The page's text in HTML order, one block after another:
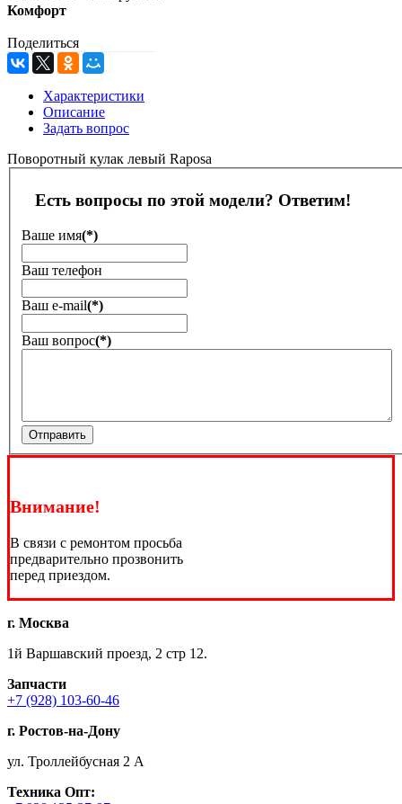
Комфорт
Поделиться
Характеристики
Описание
Задать вопрос
Поворотный кулак левый Raposa
Есть вопросы по этой модели? Ответим!
Ваше имя(*)
Ваш телефон
Ваш е-mail(*)
Ваш вопрос(*)
Отправить
Внимание!
В связи с ремонтом просьба
предварительно прозвонить
перед приездом.
г. Москва
1й Варшавский проезд, 2 стр 12.
Запчасти
+7 (928) 103-60-46
г. Ростов-на-Дону
ул. Троллейбусная 2 А
Техника Опт: